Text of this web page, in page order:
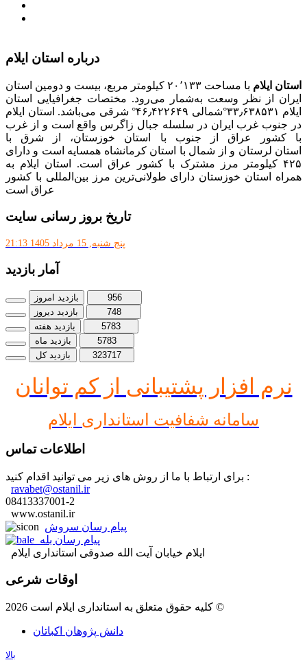
درباره استان ایلام
استان ایلام
با مساحت ۲۰٬۱۳۳ کیلومتر مربع، بیست و دومین استان
ایران از نظر وسعت به‌شمار می‌رود. مختصات جغرافیایی استان
ایلام ۳۳٫۶۳۸۵۳۱°شمالی ۴۶٫۴۲۲۶۴۹° شرقی می‌باشد. استان ایلام
در جنوب غرب ایران در سلسله جبال زاگرس واقع است و از غرب
با کشور عراق از جنوب با استان خوزستان، از شرق با
استان لرستان و از شمال با استان کرمانشاه همسایه است و دارای
۴۲۵ کیلومتر مرز مشترک با کشور عراق است. استان ایلام به
همراه استان خوزستان دارای طولانی‌ترین مرز بین‌المللی با کشور
عراق است
تاریخ بروز رسانی سایت
پنج شنبه, 15 مرداد 1405 21:13
آمار بازدید
بازدید امروز
956
بازدید دیروز
748
بازدید هفته
5783
بازدید ماه
5783
بازدید کل
323717
نرم افز ار پشتیبانی از کم توانان
سامانه شفافیت استانداری ایلام
اطلاعات تماس
برای ارتباط با ما از روش های زیر می توانید اقدام کنید :
ravabet@ostanil.ir
08413337001-2
www.ostanil.ir
پیام رسان سروش
پیام رسان بله
ایلام خیابان آیت الله صدوقی استانداری ایلام
اوقات شرعی
کلیه حقوق متعلق به استانداری ایلام است 2026 ©
دانش پژوهان اکباتان
بالا